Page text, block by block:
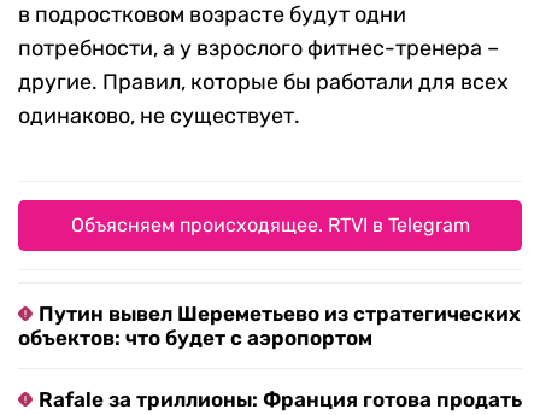
в подростковом возрасте будут одни
потребности, а у взрослого фитнес-тренера –
другие. Правил, которые бы работали для всех
одинаково, не существует.
Объясняем происходящее. RTVI в Telegram
Путин вывел Шереметьево из стратегических
объектов: что будет с аэропортом
Rafale за триллионы: Франция готова продать